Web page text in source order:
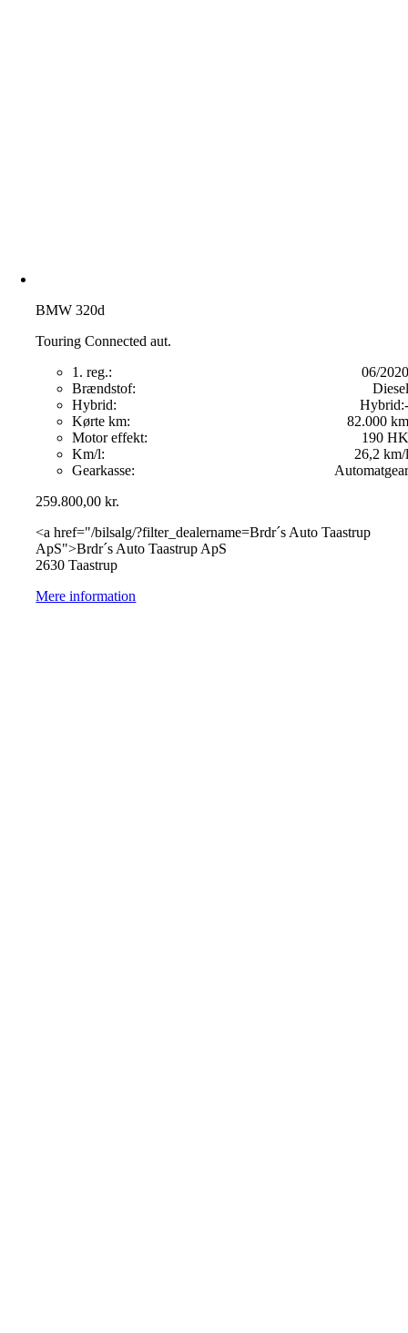
BMW 320d
Touring Connected aut.
1. reg.:
06/2020
Brændstof:
Diesel
Hybrid:
Hybrid:-
Kørte km:
82.000 km
Motor effekt:
190 HK
Km/l:
26,2 km/l
Gearkasse:
Automatgear
259.800,00kr.
<a href="/bilsalg/?filter_dealername=Brdr´s Auto Taastrup
ApS">Brdr´s Auto Taastrup ApS
2630 Taastrup
Mere information